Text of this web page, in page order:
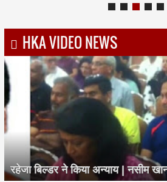
HKA VIDEO NEWS
रहेजा बिल्डर ने किया अन्याय | नसीम